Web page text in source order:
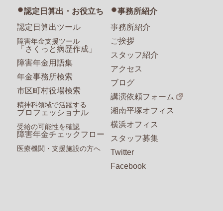
認定日算出・お役立ち
認定日算出ツール
障害年金支援ツール
「さくっと病歴作成」
障害年金用語集
年金事務所検索
市区町村役場検索
精神科領域で活躍する
プロフェッショナル
受給の可能性を確認
障害年金チェックフロー
医療機関・支援施設の方へ
事務所紹介
事務所紹介
ご挨拶
スタッフ紹介
アクセス
ブログ
講演依頼フォーム
湘南平塚オフィス
横浜オフィス
スタッフ募集
Twitter
Facebook